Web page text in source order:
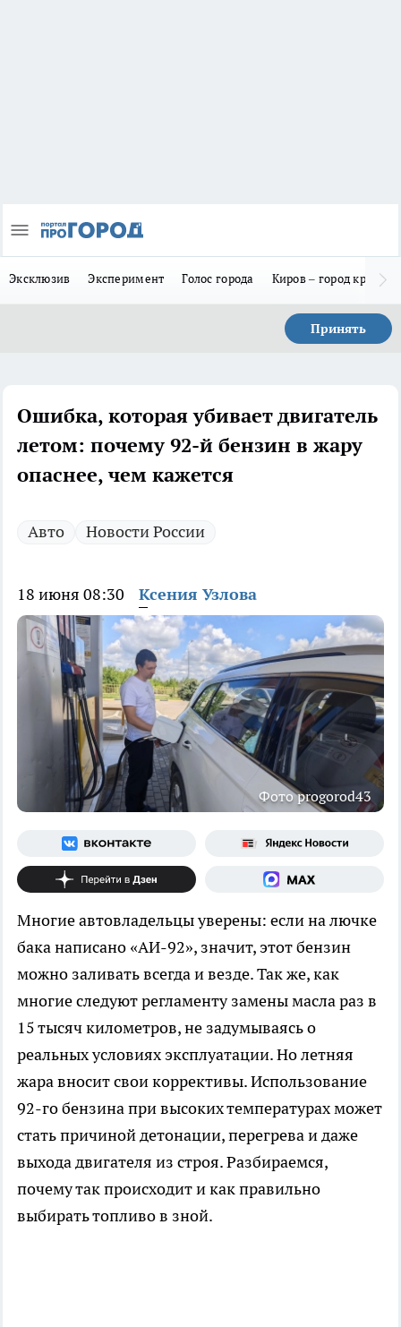
Эксклюзив Эксперимент Голос города Киров – город
Принять
Ошибка, которая убивает двигатель
летом: почему 92-й бензин в жару
опаснее, чем кажется
Авто Новости России
18 июня 08:30 Ксения Узлова
Фото progorod43
Многие автовладельцы уверены: если на лючке
бака написано «АИ-92», значит, этот бензин
можно заливать всегда и везде. Так же, как
многие следуют регламенту замены масла раз в
15 тысяч километров, не задумываясь о
реальных условиях эксплуатации. Но летняя
жара вносит свои коррективы. Использование
92-го бензина при высоких температурах может
стать причиной детонации, перегрева и даже
выхода двигателя из строя. Разбираемся,
почему так происходит и как правильно
выбирать топливо в зной.